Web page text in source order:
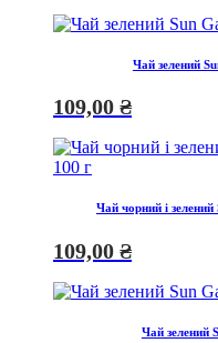
Чай зелений
109,00 ₴
Чай чорний і
109,00 ₴
Чай зелений